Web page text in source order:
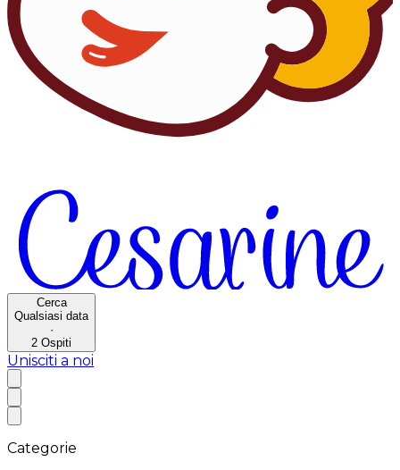
Cerca
Qualsiasi data
·
2 Ospiti
Unisciti a noi
Categorie